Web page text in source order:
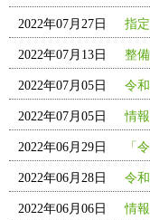
2022年07月27日 指
2022年07月13日 整
2022年07月05日 令
2022年07月05日 情
2022年06月29日 「
2022年06月28日 令
2022年06月06日 情